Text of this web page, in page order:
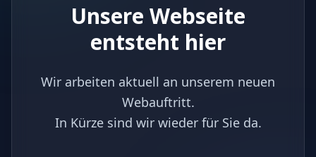
Unsere Webseite
entsteht hier
Wir arbeiten aktuell an unserem neuen
Webauftritt.
In Kürze sind wir wieder für Sie da.